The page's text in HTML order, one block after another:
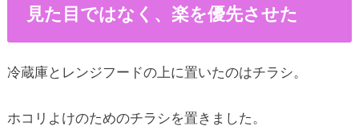
見た目ではなく、楽を優先させた
冷蔵庫とレンジフードの上に置いたのはチラシ。
ホコリよけのためのチラシを置きました。